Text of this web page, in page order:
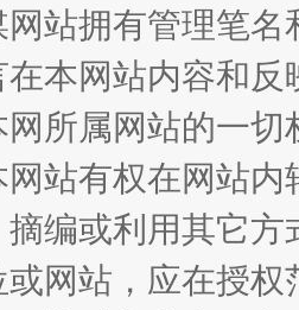
茂县开幕 规模
网站拥有管理笔
在本网站内容和
所属网站的一
站有权在网站
编或利用其它
网站，应在授